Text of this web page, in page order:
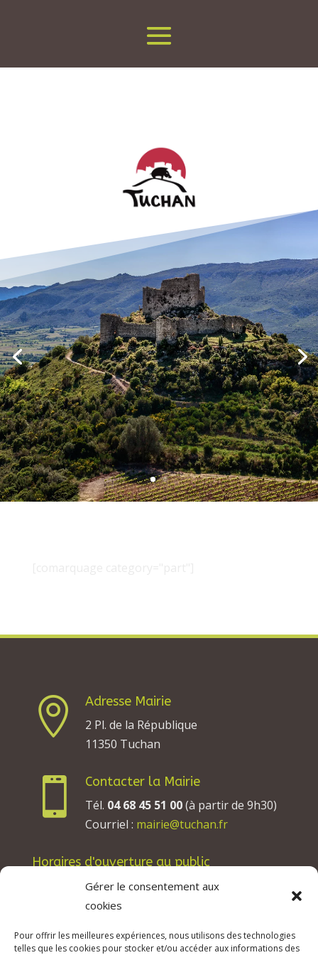
Gérer le consentement aux
cookies
Pour offrir les meilleures expériences, nous utilisons des technologies
telles que les cookies pour stocker et/ou accéder aux informations des

Adresse Mairie
2 Pl. de la République
11350 Tuchan

Contacter la Mairie
Tél. 04 68 45 51 00(à partir de 9h30)
Courriel : mairie@tuchan.fr
Horaires d'ouverture au public
Les lundis, mardis et jeudis : de 8h à 12h et de
13h30 à 17h30.
Les vendredis : de 8h à 12h.